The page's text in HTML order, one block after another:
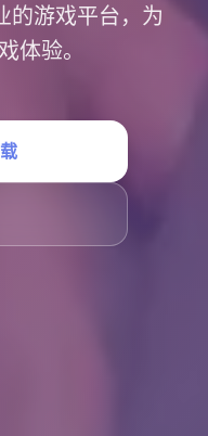
的游戏平台，为
体验。